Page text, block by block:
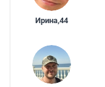
Ирина,44